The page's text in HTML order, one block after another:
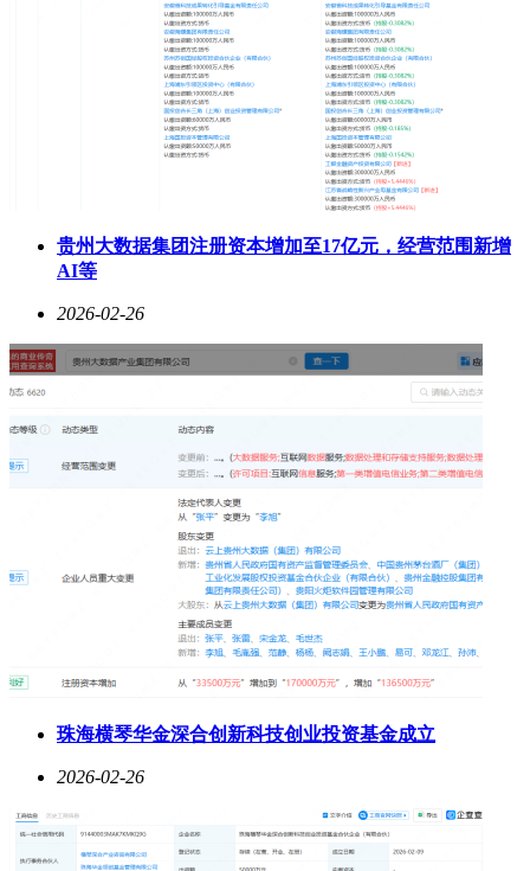
贵州大数据集团注册资本增加至17亿元，经营范围新增
AI等
2026-02-26
珠海横琴华金深合创新科技创业投资基金成立
2026-02-26